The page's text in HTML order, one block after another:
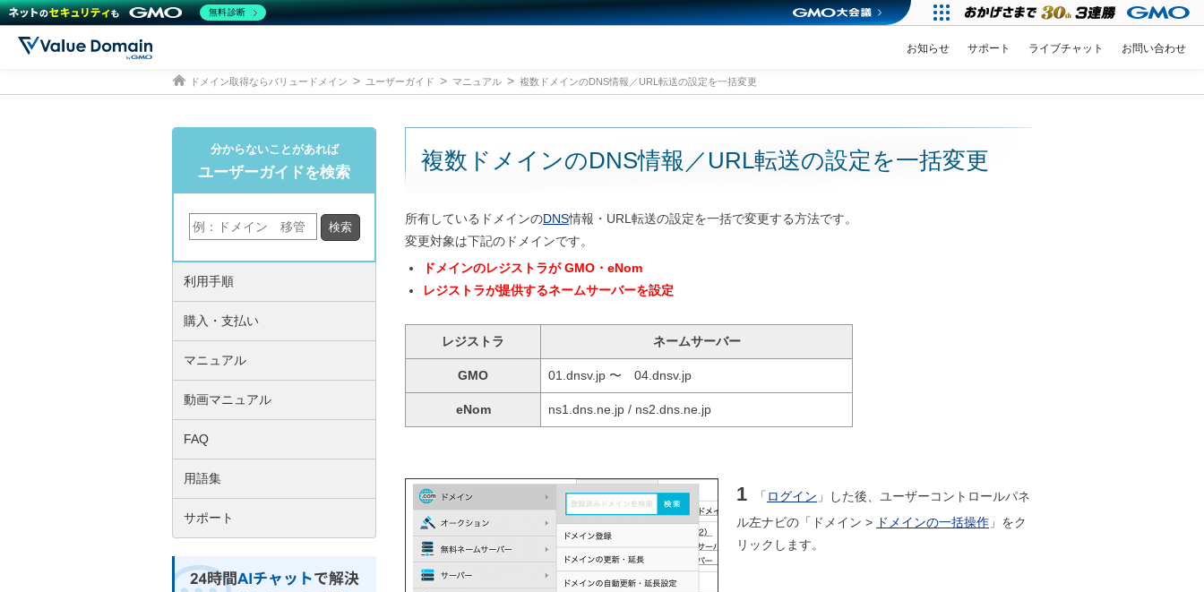
お知らせ サポート ライブチャット お問い合わせ
ドメイン取得ならバリュードメイン ユーザーガイド マニュアル 複数ドメインのDNS情報／URL転送の設定を一括変更
分からないことがあれば
ユーザーガイドを検索
利用手順
購入・支払い
マニュアル
動画マニュアル
FAQ
用語集
サポート
複数ドメインのDNS情報／URL転送の設定を一括変更
所有しているドメインのDNS情報・URL転送の設定を一括で変更する方法です。
変更対象は下記のドメインです。
ドメインのレジストラが GMO・eNom
レジストラが提供するネームサーバーを設定
レジストラ ネームサーバー
GMO 01.dnsv.jp 〜 04.dnsv.jp
eNom ns1.dns.ne.jp / ns2.dns.ne.jp
1 「 ログイン 」した後、ユーザーコントロールパネ
ル左ナビの「ドメイン > ドメインの一括操作 」をク
リックします。
無料診断